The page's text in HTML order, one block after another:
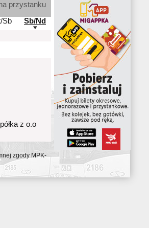
przystanku
Sb
Sb/Nd
z o.o
zgody MPK-